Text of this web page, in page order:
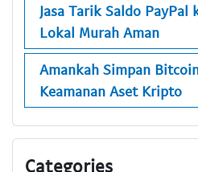
Jasa Tarik Saldo PayPal
Lokal Murah Aman
Amankah Simpan
Keamanan Aset Kripto
Categories